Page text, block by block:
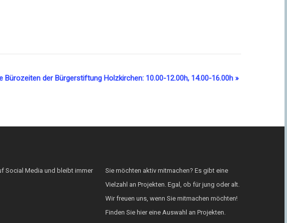
Bürozeiten der Bürgerstiftung Holzkirchen: 10.00-12.00h, 14.00-16.00h »
Social Media und bleibt immer
Sie möchten aktiv mitmachen? Es gibt eine
Vielzahl an Projekten. Egal, ob für jung oder alt.
Wir freuen uns, wenn Sie mitmachen möchten!
Finden Sie hier eine Auswahl an Projekten.